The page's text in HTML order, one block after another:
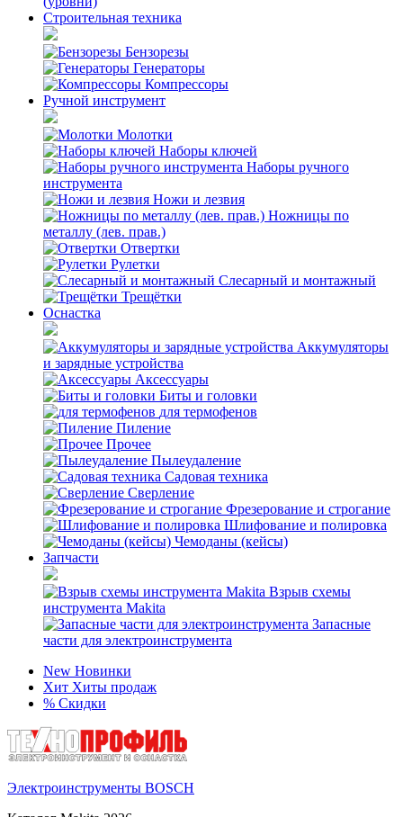
Строительная техника
Бензорезы
Генераторы
Компрессоры
Ручной инструмент
Молотки
Наборы ключей
Наборы ручного
инструмента
Ножи и лезвия
Ножницы по
металлу (лев. прав.)
Отвертки
Рулетки
Слесарный и монтажный
Трещётки
Оснастка
Аккумуляторы
и зарядные устройства
Аксессуары
Биты и головки
для термофенов
Пиление
Прочее
Пылеудаление
Садовая техника
Сверление
Фрезерование и строгание
Шлифование и полировка
Чемоданы (кейсы)
Запчасти
Взрыв схемы
инструмента Makita
Запасные
части для электроинструмента
New Новинки
Хит Хиты продаж
% Скидки
Электроинструменты BOSCH